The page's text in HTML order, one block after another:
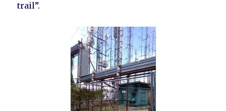
trail”.